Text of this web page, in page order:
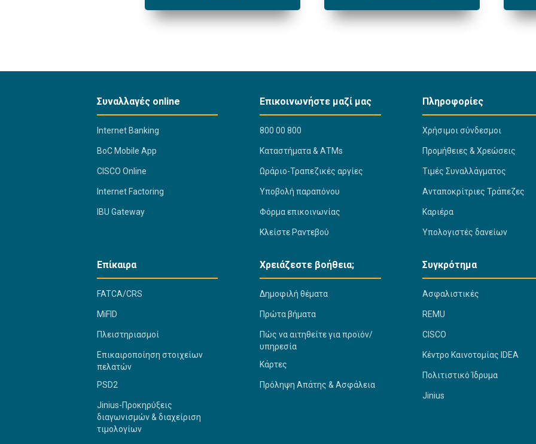
Συναλλαγές online
Internet Banking
BoC Mobile App
CISCO Online
Internet Factoring
IBU Gateway
Επικοινωνήστε μαζί μας
800 00 800
Kαταστήματα & ΑΤΜs
Ωράριο-Τραπεζικές αργίες
Υποβολή παραπόνου
Φόρμα επικοινωνίας
Κλείστε Ραντεβού
Πληροφορίες
Χρήσιμοι σύνδεσμοι
Προμήθειες & Χρεώσεις
Τιμές Συναλλάγματος
Ανταποκρίτριες Τράπεζες
Καριέρα
Υπολογιστές δανείων
Επίκαιρα
FATCA/CRS
MiFID
Πλειστηριασμοί
Επικαιροποίηση στοιχείων
πελατών
PSD2
Jinius-Προκηρύξεις
διαγωνισμών & διαχείριση
τιμολογίων
Χρειάζεστε βοήθεια;
Δημοφιλή θέματα
Πρώτα βήματα
Πώς να αιτηθείτε για προϊόν/
υπηρεσία
Κάρτες
Πρόληψη Απάτης & Ασφάλεια
Συγκρότημα
Ασφαλιστικές
REMU
CISCO
Κέντρο Καινοτομίας IDEA
Πολιτιστικό Ίδρυμα
Jinius